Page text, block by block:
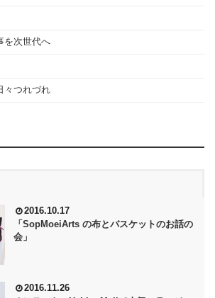
を次世代へ
々つれづれ
2016.10.17
「SopMoeiArts の布とバスケットのお話の
会」
2016.11.26